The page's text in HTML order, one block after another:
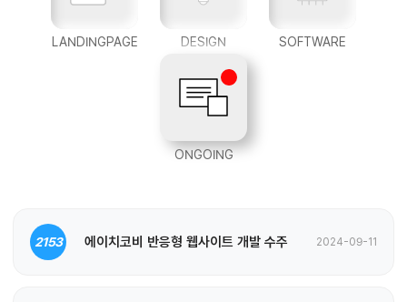
LANDINGPAGE DESIGN SOFTWARE
ONGOING
2153 에이치코비 반응형 웹사이트 개발 수주 2024-09-11